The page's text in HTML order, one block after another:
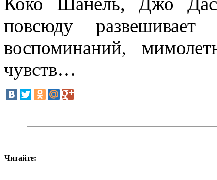
повсюду
воспоминаний,
чувств…
Читайте: